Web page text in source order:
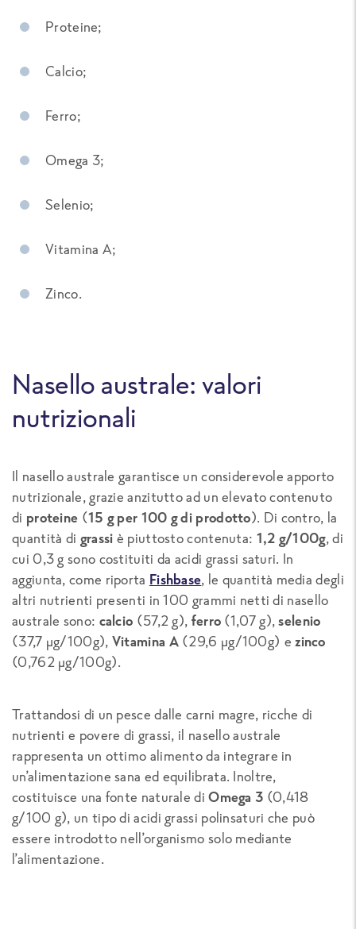
Proteine;
Calcio;
Ferro;
Omega 3;
Selenio;
Vitamina A;
Zinco.
Nasello australe: valori
nutrizionali
Il nasello australe garantisce un considerevole apporto
nutrizionale, grazie anzitutto ad un elevato contenuto
di proteine (15 g per 100 g di prodotto). Di contro, la
quantità di grassi è piuttosto contenuta: 1,2 g/100g, di
cui 0,3 g sono costituiti da acidi grassi saturi. In
aggiunta, come riporta Fishbase, le quantità media degli
altri nutrienti presenti in 100 grammi netti di nasello
australe sono: calcio (57,2 g), ferro (1,07 g),selenio
(37,7 μg/100g), Vitamina A (29,6 μg/100g) ezinco
(0,762 μg/100g).
Trattandosi di un pesce dalle carni magre, ricche di
nutrienti e povere di grassi, il nasello australe
rappresenta un ottimo alimento da integrare in
un’alimentazione sana ed equilibrata. Inoltre,
costituisce una fonte naturale diOmega 3 (0,418
g/100 g), un tipo di acidi grassi polinsaturi che può
essere introdotto nell’organismo solo mediante
l’alimentazione.